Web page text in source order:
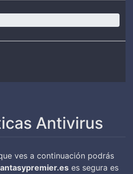
Antivirus
ves a continuación podrás
es segura es